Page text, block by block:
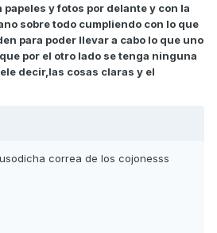
y fotos por delante y con la
sobre todo cumpliendo con lo que
para poder llevar a cabo lo que uno
por el otro lado se tenga ninguna
decir,las cosas claras y el
correa de los cojonesss